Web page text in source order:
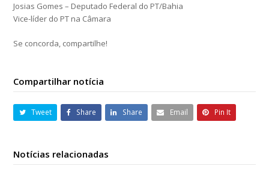
Josias Gomes – Deputado Federal do PT/Bahia
Vice-líder do PT na Câmara
Se concorda, compartilhe!
Compartilhar notícia
Tweet Share Share Email Pin It
Notícias relacionadas